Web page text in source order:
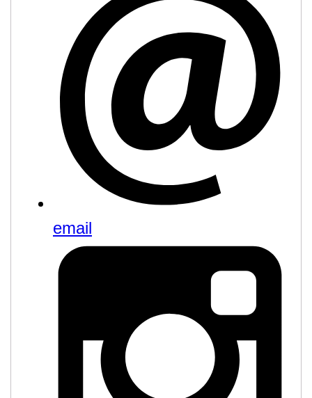
email